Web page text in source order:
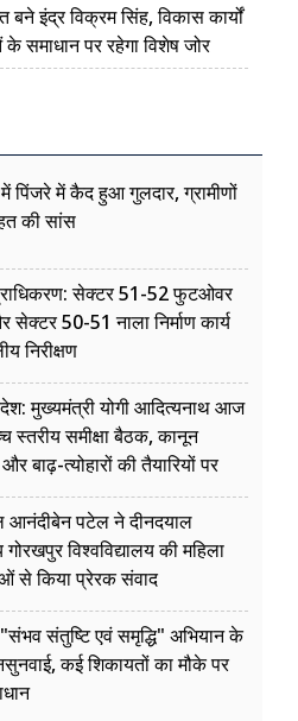
इंद्र विक्रम सिंह, विकास कार्यों
पर रहेगा विशेष जोर
पिंजरे में कैद हुआ गुलदार, ग्रामीणों
की सांस
सेक्टर 51-52 फुटओवर
सेक्टर 50-51 नाला निर्माण कार्य
निरीक्षण
मुख्यमंत्री योगी आदित्यनाथ आज
स्तरीय समीक्षा बैठक, कानून
बाढ़-त्योहारों की तैयारियों पर
आनंदीबेन पटेल ने दीनदयाल
गोरखपुर विश्वविद्यालय की महिला
से किया प्रेरक संवाद
संतुष्टि एवं समृद्धि" अभियान के
कई शिकायतों का मौके पर